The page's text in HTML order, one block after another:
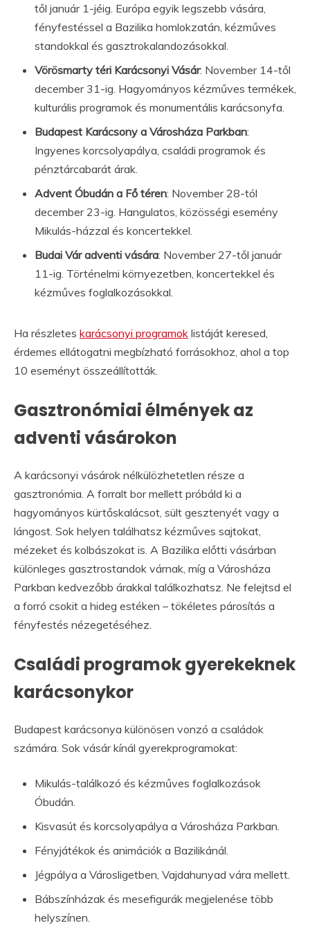
től január 1-jéig. Európa egyik legszebb vására,
fényfestéssel a Bazilika homlokzatán, kézműves
standokkal és gasztrokalandozásokkal.
Vörösmarty téri Karácsonyi Vásár: November 14-től
december 31-ig. Hagyományos kézműves termékek,
kulturális programok és monumentális karácsonyfa.
Budapest Karácsony a Városháza Parkban:
Ingyenes korcsolyapálya, családi programok és
pénztárcabarát árak.
Advent Óbudán a Fő téren: November 28-tól
december 23-ig. Hangulatos, közösségi esemény
Mikulás-házzal és koncertekkel.
Budai Vár adventi vására: November 27-től január
11-ig. Történelmi környezetben, koncertekkel és
kézműves foglalkozásokkal.
Ha részletes karácsonyi programok listáját keresed,
érdemes ellátogatni megbízható forrásokhoz, ahol a top
10 eseményt összeállították.
Gasztronómiai élmények az
adventi vásárokon
A karácsonyi vásárok nélkülözhetetlen része a
gasztronómia. A forralt bor mellett próbáld ki a
hagyományos kürtőskalácsot, sült gesztenyét vagy a
lángost. Sok helyen találhatsz kézműves sajtokat,
mézeket és kolbászokat is. A Bazilika előtti vásárban
különleges gasztrostandok várnak, míg a Városháza
Parkban kedvezőbb árakkal találkozhatsz. Ne felejtsd el
a forró csokit a hideg estéken – tökéletes párosítás a
fényfestés nézegetéséhez.
Családi programok gyerekeknek
karácsonykor
Budapest karácsonya különösen vonzó a családok
számára. Sok vásár kínál gyerekprogramokat:
Mikulás-találkozó és kézműves foglalkozások
Óbudán.
Kisvasút és korcsolyapálya a Városháza Parkban.
Fényjátékok és animációk a Bazilikánál.
Jégpálya a Városligetben, Vajdahunyad vára mellett.
Bábszínházak és mesefigurák megjelenése több
helyszínen.